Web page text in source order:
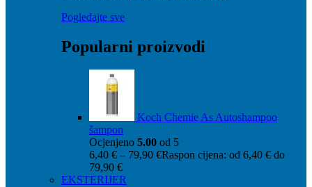
Pogledajte sve
Popularni proizvodi
Koch Chemie As Autoshampoo
šampon
Ocjenjeno 5.00 od 5
6,40 € – 79,90 €Raspon cijena: od 6,40 € do
79,90 €
EKSTERIJER